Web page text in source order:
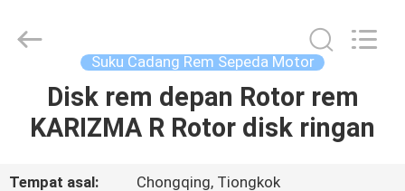
RUMAH
Spare
Parts
Suku Cadang Rem Sepeda Motor
Disk rem depan Rotor rem
KARIZMA R Rotor disk ringan
Tempat asal:
Chongqing, Tiongkok